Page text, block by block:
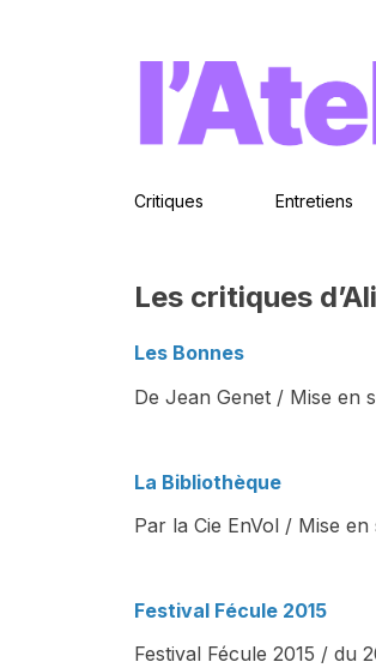
Critiques Entretiens
Les critiques
Les Bonnes
De Jean Genet / Mise en
La Bibliothèque
Par la Cie EnVol / Mise
Festival Fécule 2015
Festival Fécule 2015 / du